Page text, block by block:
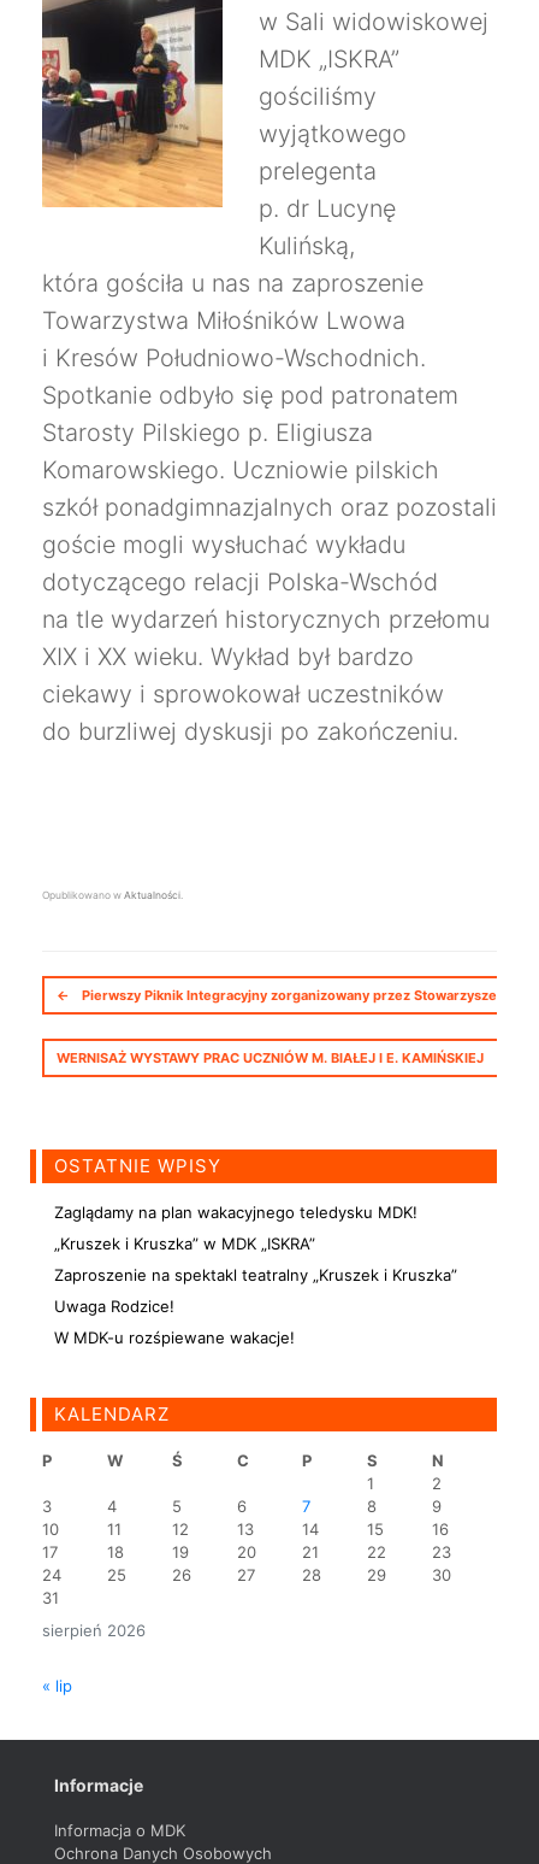
w Sali widowiskowej
MDK „ISKRA”
gościliśmy
wyjątkowego
prelegenta
p. dr Lucynę
Kulińską,
która gościła u nas na zaproszenie
Towarzystwa Miłośników Lwowa
i Kresów Południowo-Wschodnich.
Spotkanie odbyło się pod patronatem
Starosty Pilskiego p. Eligiusza
Komarowskiego. Uczniowie pilskich
szkół ponadgimnazjalnych oraz pozostali
goście mogli wysłuchać wykładu
dotyczącego relacji Polska-Wschód
na tle wydarzeń historycznych przełomu
XIX i XX wieku. Wykład był bardzo
ciekawy i sprowokował uczestników
do burzliwej dyskusji po zakończeniu.
Opublikowano w Aktualności.
Nawigacja postów
← Pierwszy Piknik Integracyjny zorganizowany przez Stowarzyszenie
WERNISAŻ WYSTAWY PRAC UCZNIÓW M. BIAŁEJ I E. KAMIŃSKIEJ
OSTATNIE WPISY
Zaglądamy na plan wakacyjnego teledysku MDK!
„Kruszek i Kruszka” w MDK „ISKRA”
Zaproszenie na spektakl teatralny „Kruszek i Kruszka”
Uwaga Rodzice!
W MDK-u rozśpiewane wakacje!
KALENDARZ
sierpień 2026
P W Ś C P S
N
1
2
3
4 5 6 7 8
9
10
11 12 13 14 15
16
17
18 19 20 21 22
23
24
25 26 27 28 29
30
31
« lip
Informacje
Informacja o MDK
Ochrona Danych Osobowych